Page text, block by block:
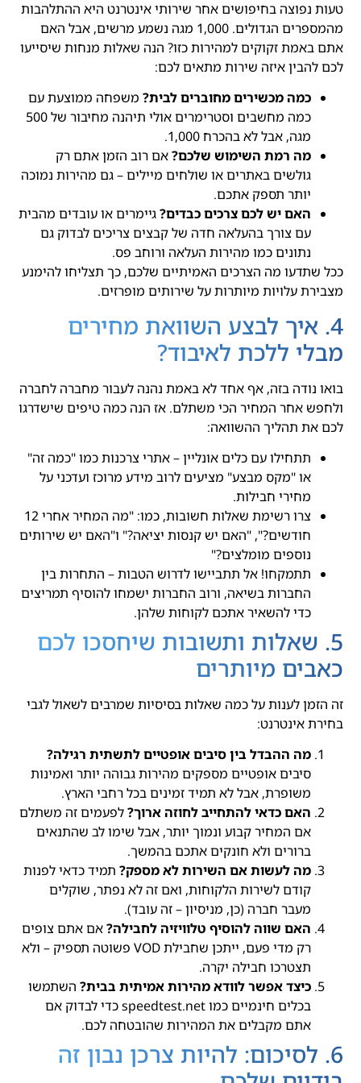
טעות נפוצה בחיפושים אחר שירותי אינטרנט היא ההתלהבות
מהמספרים הגדולים. 1,000 מגה נשמע מרשים, אבל האם
אתם באמת זקוקים למהירות כזו? הנה שאלות מנחות שיסייעו
לכם להבין איזה שירות מתאים לכם:
כמה מכשירים מחוברים לבית? משפחה ממוצעת עם
כמה מחשבים וסטרימרים אולי תיהנה מחיבור של 500
מגה, אבל לא בהכרח 1,000.
מה רמת השימוש שלכם?אם רוב הזמן אתם רק
גולשים באתרים או שולחים מיילים – גם מהירות נמוכה
יותר תספק אתכם.
האם יש לכם צרכים כבדים?גיימרים או עובדים מהבית
עם צורך בהעלאה חדה של קבצים צריכים לבדוק גם
נתונים כמו מהירות העלאה ורוחב פס.
ככל שתדעו מה הצרכים האמיתיים שלכם, כך תצליחו להימנע
מצבירת עלויות מיותרות על שירותים מופרזים.
4. איך לבצע השוואת מחירים
מבלי ללכת לאיבוד?
בואו נודה בזה, אף אחד לא באמת נהנה לעבור מחברה לחברה
ולחפש אחר המחיר הכי משתלם. אז הנה כמה טיפים שישדרגו
לכם את תהליך ההשוואה:
תתחילו עם כלים אונליין – אתרי צרכנות כמו "כמה זה"
או "מקס מבצע" מציעים לרוב מידע מרוכז ועדכני על
מחירי חבילות.
צרו רשימת שאלות חשובות, כמו: "מה המחיר אחרי 12
חודשים?", "האם יש קנסות יציאה?" ו"האם יש שירותים
נוספים מומלצים?"
תתמקחו! אל תתביישו לדרוש הטבות – התחרות בין
החברות בשיאה, ורוב החברות ישמחו להוסיף תמריצים
כדי להשאיר אתכם לקוחות שלהן.
5. שאלות ותשובות שיחסכו לכם
כאבים מיותרים
זה הזמן לענות על כמה שאלות בסיסיות שמרבים לשאול לגבי
בחירת אינטרנט:
מה ההבדל בין סיבים אופטיים לתשתית רגילה?
סיבים אופטיים מספקים מהירות גבוהה יותר ואמינות
משופרת, אבל לא תמיד זמינים בכל רחבי הארץ.
האם כדאי להתחייב לחוזה ארוך?לפעמים זה משתלם
אם המחיר קבוע ונמוך יותר, אבל שימו לב שהתנאים
ברורים ולא חונקים אתכם בהמשך.
מה לעשות אם השירות לא מספק? תמיד כדאי לפנות
קודם לשירות הלקוחות, ואם זה לא נפתר, שוקלים
מעבר חברה (כן, מניסיון – זה עובד).
האם שווה להוסיף טלוויזיה לחבילה?אם אתם צופים
רק מדי פעם, ייתכן שחבילת VOD פשוטה תספיק – ולא
תצטרכו חבילה יקרה.
כיצד אפשר לוודא מהירות אמיתית בבית? השתמשו
בכלים חינמיים כמו speedtest.net כדי לבדוק אם
אתם מקבלים את המהירות שהובטחה לכם.
6. לסיכום: להיות צרכן נבון זה